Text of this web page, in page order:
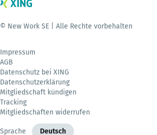
© New Work SE | Alle Rechte vorbehalten
Impressum
AGB
Datenschutz bei XING
Datenschutzerklärung
Mitgliedschaft kündigen
Tracking
Mitgliedschaften widerrufen
Sprache Deutsch